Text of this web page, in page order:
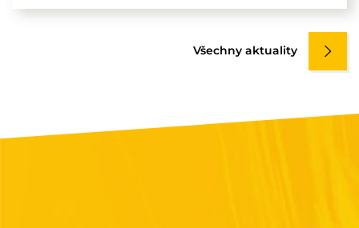
Všechny aktuality